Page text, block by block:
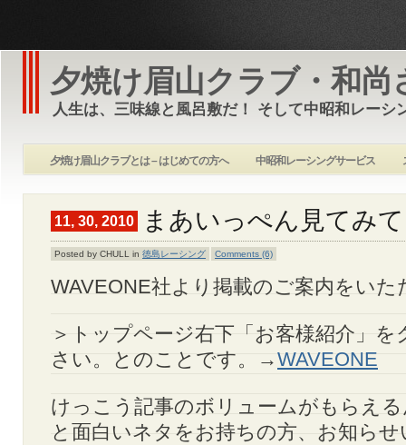
夕焼け眉山クラブ・和尚
人生は、三味線と風呂敷だ！ そして中昭和レーシ
夕焼け眉山クラブとは – はじめての方へ 中昭和レーシングサービス
11, 30, 2010 まあいっぺん見てみて
Posted by CHULL in 徳島レーシング Comments (6)
WAVEONE社より掲載のご案内をいた
＞トップページ右下「お客様紹介」
さい。とのことです。→WAVEONE
けっこう記事のボリュームがもらえ
と面白いネタをお持ちの方、お知ら